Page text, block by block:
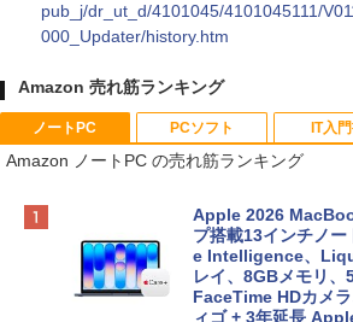
pub_j/dr_ut_d/4101045/4101045111/
000_Updater/history.htm
Amazon 売れ筋ランキング
ノートPC
Amazon ノートPC の売れ筋ランキング
Apple 2026
プ搭載13インチノ
e Intelligence、
レイ、8GBメモリ
FaceTime HDカメ
ィゴ + 3年延長
PCソフト IT入